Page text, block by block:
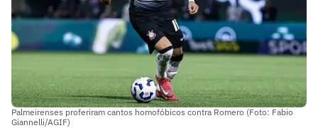
Palmeirenses proferiram cantos homofóbicos contra Romero (Foto: Fabio
Giannelli/AGIF)